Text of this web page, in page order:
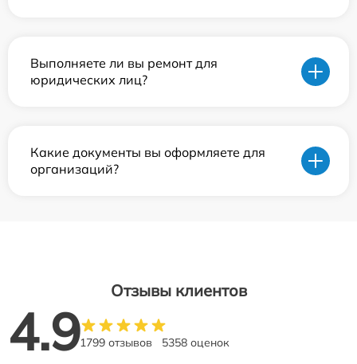
Выполняете ли вы ремонт для
юридических лиц?
Какие документы вы оформляете для
организаций?
Отзывы клиентов
4.91799 отзывов 5358 оценок